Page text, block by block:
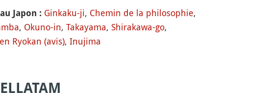
Japon : Ginkaku-ji, Chemin de la philosophie,
, Okuno-in, Takayama, Shirakawa-go,
Ryokan (avis), Inujima